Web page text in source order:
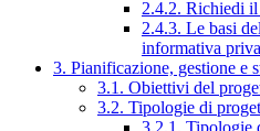
2.4.2. Richiedi il
2.4.3. Le basi
informativa
3. Pianificazione, gestione e
3.1. Obiettivi del
3.2. Tipologie di
3.2.1. Tipologie